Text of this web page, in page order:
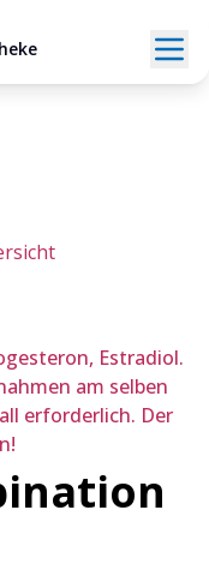
Estradiol.
am selben
erforderlich. Der